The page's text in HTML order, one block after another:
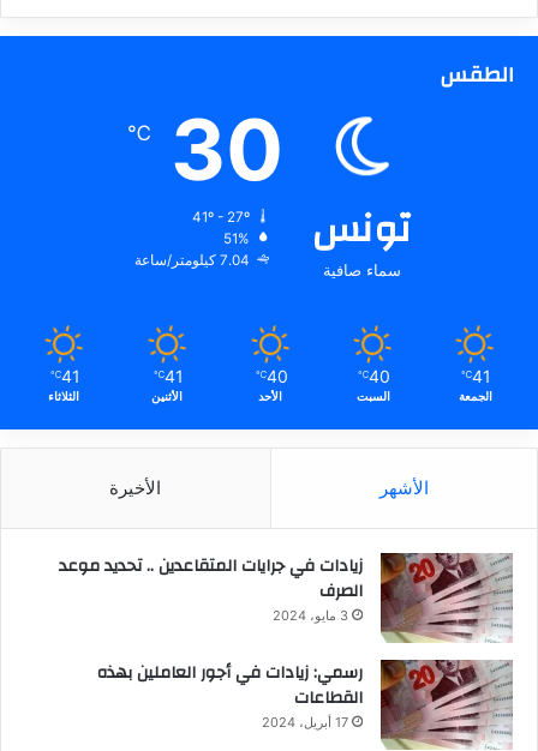
الطقس
تونس
سماء صافية
30
℃
51%
7.04 كيلومتر/ساعة
41
℃
الجمعة
40
℃
السبت
40
℃
الأحد
41
℃
الأثنين
41
℃
الثلاثاء
الأشهر الأخيرة
زيادات في جرايات المتقاعدين .. تحديد موعد
الصرف
3 مايو، 2024
رسمي: زيادات في أجور العاملين بهذه
القطاعات
17 أبريل، 2024